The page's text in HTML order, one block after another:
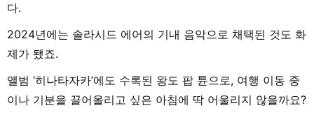
다.
2024년에는 솔라시드 에어의 기내 음악으로 채택된 것도 화
제가 됐죠.
앨범 ‘히나타자카’에도 수록된 왕도 팝 튠으로, 여행 이동 중
이나 기분을 끌어올리고 싶은 아침에 딱 어울리지 않을까요?